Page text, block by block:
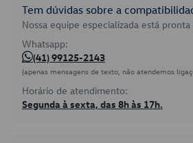
Tem dúvidas sobre a
Nossa equipe especializada está pronta
Whatsapp:
(41) 99125-2143
(apenas mensagens de texto, não atendemos
Horário de atendimento:
Segunda à sexta, das 8h às 17h.